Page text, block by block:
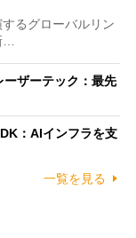
るグローバルリン
…
ーザーテック：最先
：AIインフラを支
一覧を見る